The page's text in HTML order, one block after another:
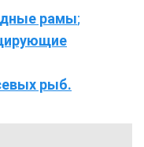
рамы;
рыб.